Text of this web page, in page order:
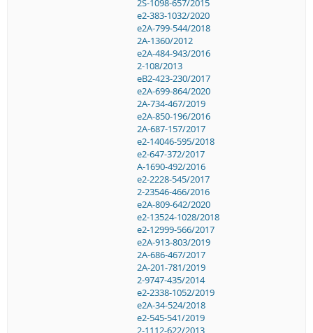
e2-383-1032/2020
e2A-799-544/2018
2A-1360/2012
e2A-484-943/2016
2-108/2013
eB2-423-230/2017
e2A-699-864/2020
2A-734-467/2019
e2A-850-196/2016
2A-687-157/2017
e2-14046-595/2018
e2-647-372/2017
A-1690-492/2016
e2-2228-545/2017
2-23546-466/2016
e2A-809-642/2020
e2-13524-1028/2018
e2-12999-566/2017
e2A-913-803/2019
2A-686-467/2017
2A-201-781/2019
2-9747-435/2014
e2-2338-1052/2019
e2A-34-524/2018
e2-545-541/2019
2-1112-622/2013